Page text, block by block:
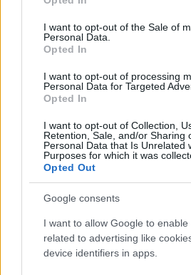
use your data for below specified
consent section.
I want to opt-out of the Sale of
Personal Data.
Opted In
I want to opt-out of processing
Personal Data for Targeted
Opted In
I want to opt-out of Collection,
Retention, Sale, and/or Sharing
Personal Data that Is Unrelated
Purposes for which it was
Opted Out
Google consents
I want to allow Google to enable
related to advertising like
device identifiers in apps.
„Csonka évadot zárni
érzés"
mtothorsi•2020. július 15.
Megtartotta évadzáró társulati
Sándor Színház. A